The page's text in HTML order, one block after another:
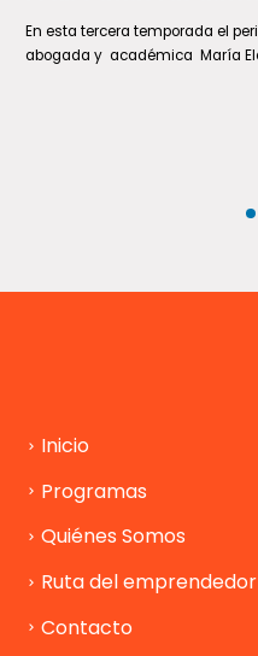
Inicio
Programas
Quiénes Somos
Ruta del emprendedor
Contacto